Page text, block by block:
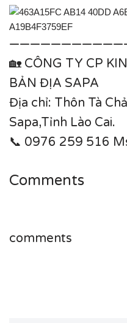
🏡 CÔNG TY CP
BẢN ĐỊA SAPA
Địa chỉ: Thôn Tà
Sapa,Tỉnh Lào Cai.
📞 0976 259 516
Comments
comments